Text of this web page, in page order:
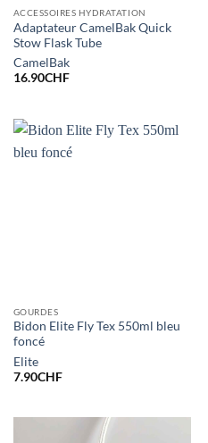
ACCESSOIRES HYDRATATION
Adaptateur CamelBak Quick
Stow Flask Tube
CamelBak
16.90CHF
GOURDES
Bidon Elite Fly Tex 550ml bleu
foncé
Elite
7.90CHF